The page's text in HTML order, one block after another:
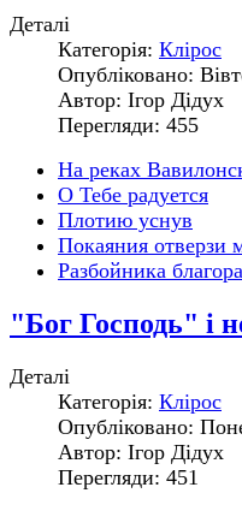
Деталі
Категорія: Клірос
Опубліковано:
Автор: Ігор Дідух
Перегляди: 455
На реках
О Тебе радуется
Плотию уснув
Покаяния отверзи
Разбойника
"Бог Господь" і
Деталі
Категорія: Клірос
Опубліковано:
Автор: Ігор Дідух
Перегляди: 451